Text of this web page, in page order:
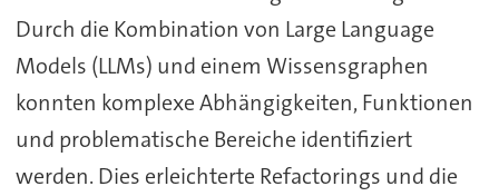
Durch die Kombination von Large Language
Models (LLMs) und einem Wissensgraphen
konnten komplexe Abhängigkeiten, Funktionen
und problematische Bereiche identifiziert
werden. Dies erleichterte Refactorings und die